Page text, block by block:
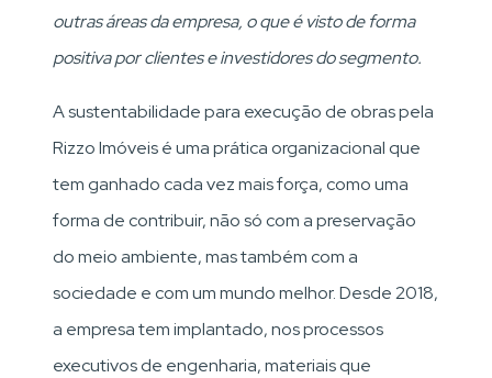
outras áreas da empresa, o que é visto de forma
positiva por clientes e investidores do segmento.
A sustentabilidade para execução de obras pela
Rizzo Imóveis é uma prática organizacional que
tem ganhado cada vez mais força, como uma
forma de contribuir, não só com a preservação
do meio ambiente, mas também com a
sociedade e com um mundo melhor. Desde 2018,
a empresa tem implantado, nos processos
executivos de engenharia, materiais que